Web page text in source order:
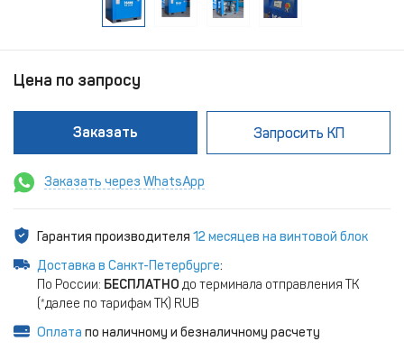
Цена по запросу
Заказать Запросить КП
Заказать через WhatsApp
Гарантия производителя 12 месяцев на винтовой блок
Доставка в Санкт-Петербурге:
По России: БЕСПЛАТНО до терминала отправления ТК
(*далее по тарифам ТК) RUB
Оплата по наличному и безналичному расчету